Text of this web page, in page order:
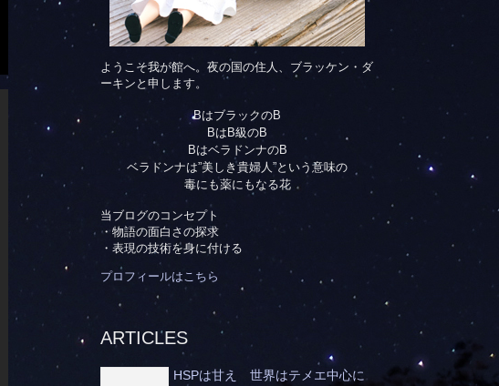
ようこそ我が館へ。夜の国の住人、ブラッケン・ダ
ーキンと申します。
BはブラックのB
BはB級のB
BはベラドンナのB
ベラドンナは”美しき貴婦人”という意味の
毒にも薬にもなる花
当ブログのコンセプト
・物語の面白さの探求
・表現の技術を身に付ける
プロフィールはこちら
ARTICLES
HSPは甘え 世界はテメエ中心に